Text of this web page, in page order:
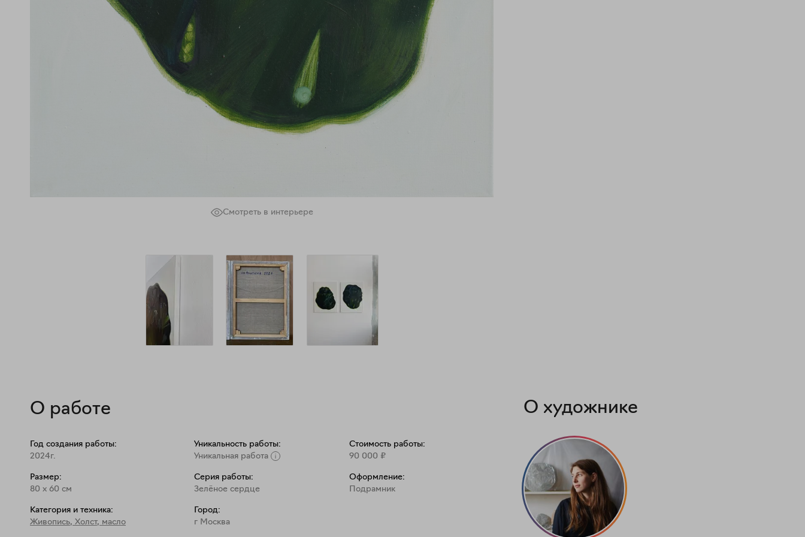
Смотреть в интерьере
О работе
Год создания работы:
2024г.
Размер:
80 x 60 см
Категория и техника:
Живопись, Холст, масло
Уникальность работы:
Уникальная работа
Серия работы:
Зелёное сердце
Город:
г Москва
Стоимость работы:
90 000 ₽
Оформление:
Подрамник
О художнике